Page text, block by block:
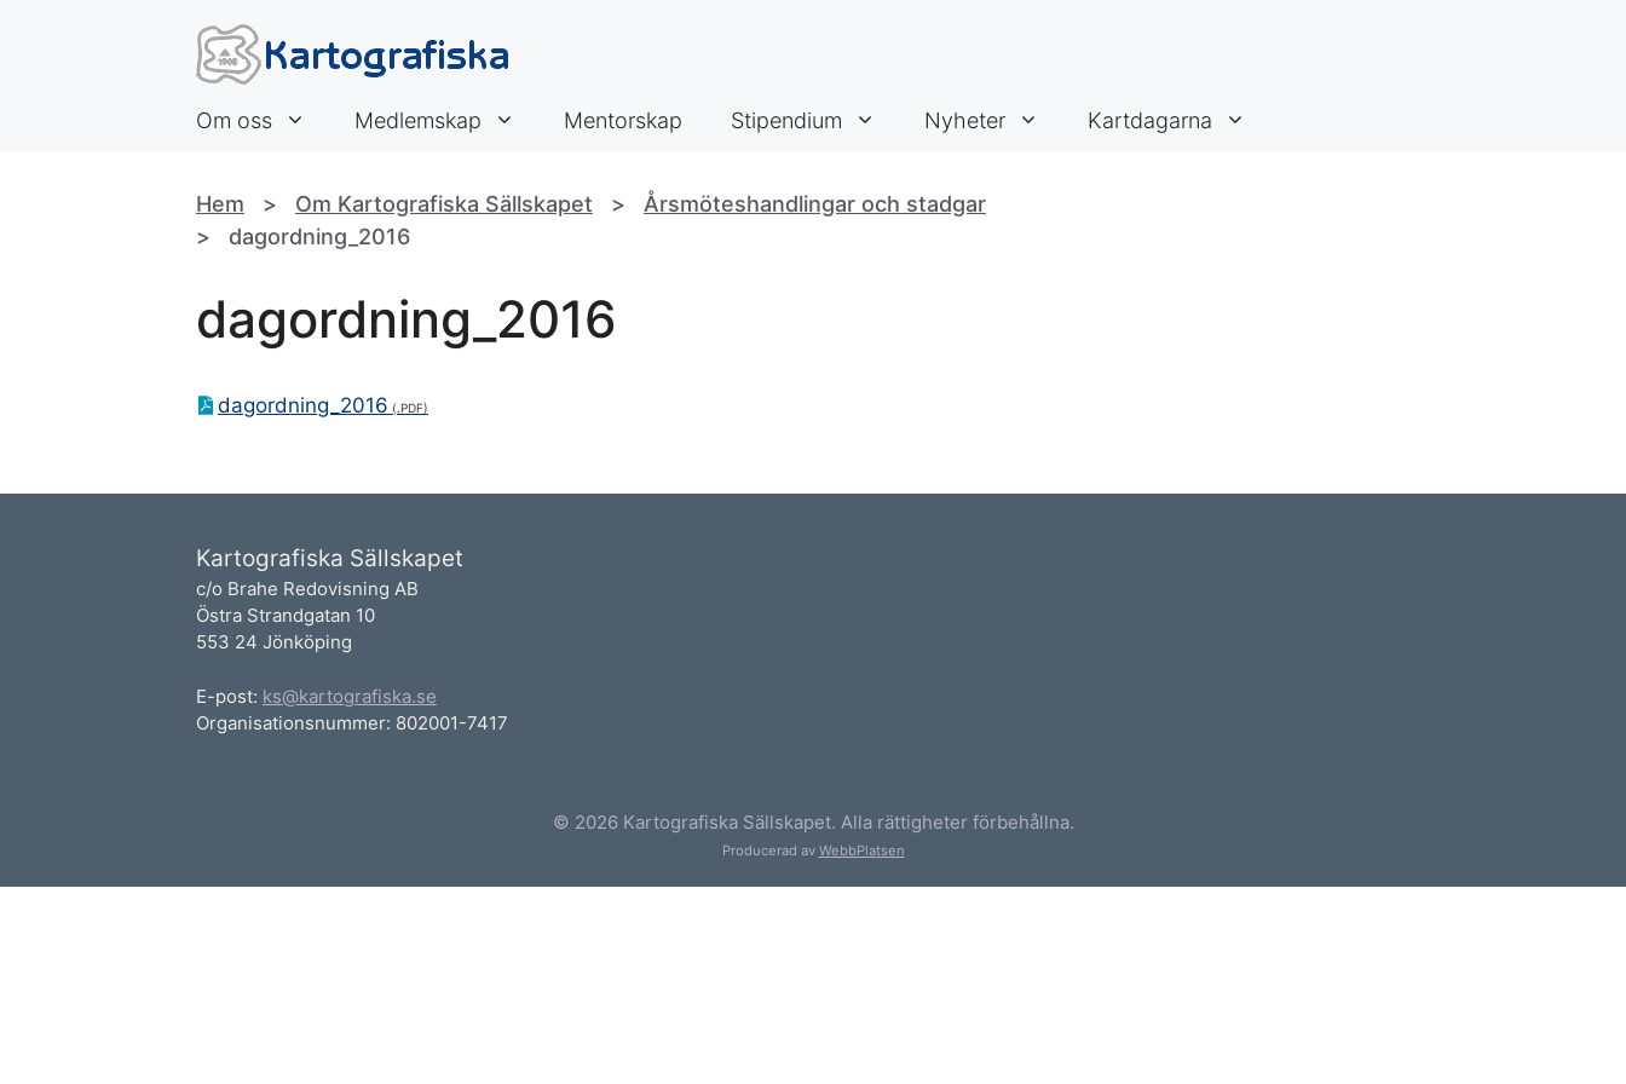
Om oss Medlemskap Mentorskap Stipendium Nyheter Kartdagarna
Hem > Om Kartografiska Sällskapet > Årsmöteshandlingar och stadgar
> dagordning_2016
dagordning_2016
dagordning_2016
Kartografiska Sällskapet
c/o Brahe Redovisning AB
Östra Strandgatan 10
553 24 Jönköping
E-post: ks@kartografiska.se
Organisationsnummer: 802001-7417
© 2026 Kartografiska Sällskapet. Alla rättigheter förbehållna.
Producerad av WebbPlatsen